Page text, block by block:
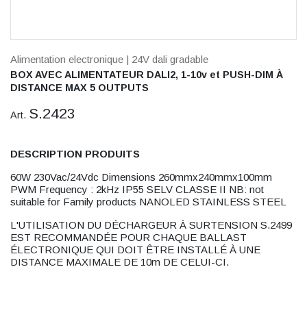
Alimentation electronique | 24V dali gradable
BOX AVEC ALIMENTATEUR DALI2, 1-10v et PUSH-DIM À
DISTANCE MAX 5 OUTPUTS
Art. S.2423
DESCRIPTION PRODUITS
60W 230Vac/24Vdc Dimensions 260mmx240mmx100mm
PWM Frequency : 2kHz IP55 SELV CLASSE II NB: not
suitable for Family products NANOLED STAINLESS STEEL
L'UTILISATION DU DÉCHARGEUR À SURTENSION S.2499
EST RECOMMANDÉE POUR CHAQUE BALLAST
ÉLECTRONIQUE QUI DOIT ÊTRE INSTALLÉ À UNE
DISTANCE MAXIMALE DE 10m DE CELUI-CI.